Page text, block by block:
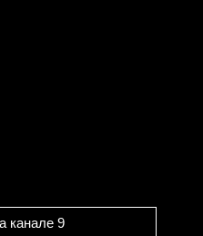
канале 9